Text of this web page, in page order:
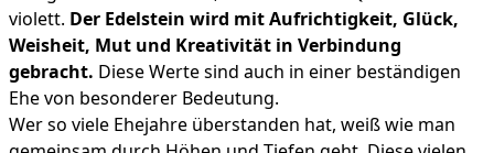
violett. Der Edelstein wird mit Aufrichtigkeit, Glück,
Weisheit, Mut und Kreativität in Verbindung
gebracht. Diese Werte sind auch in einer beständigen
Ehe von besonderer Bedeutung.
Wer so viele Ehejahre überstanden hat, weiß wie man